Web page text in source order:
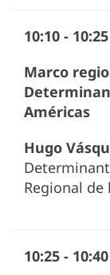
10:10 - 10:25
Marco
Américas
Hugo
Regional de
10:25 - 10:40